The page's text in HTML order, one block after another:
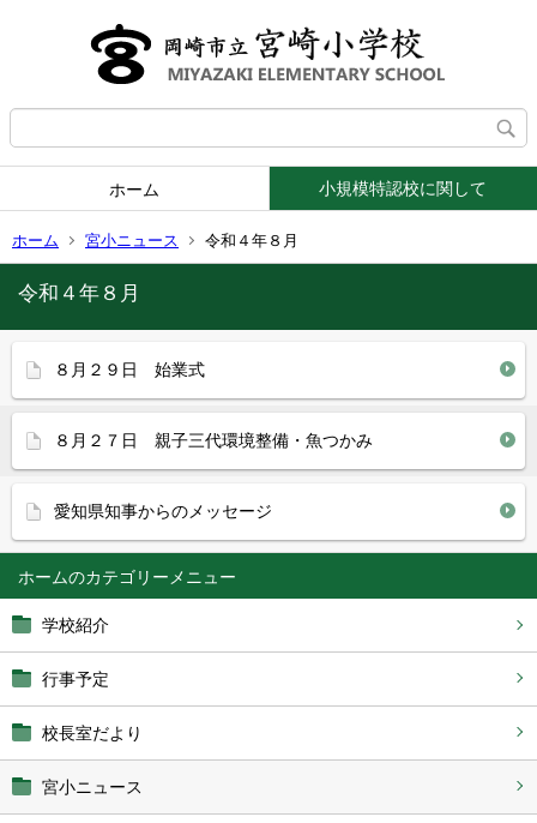
ホーム 小規模特認校に関して
ホーム 宮小ニュース 令和４年８月
ホーム
学校紹介
行事予定
校長室だより
宮小ニュース
令和４年８月
８月２９日 始業式
８月２７日 親子三代環境整備・魚つかみ
愛知県知事からのメッセージ